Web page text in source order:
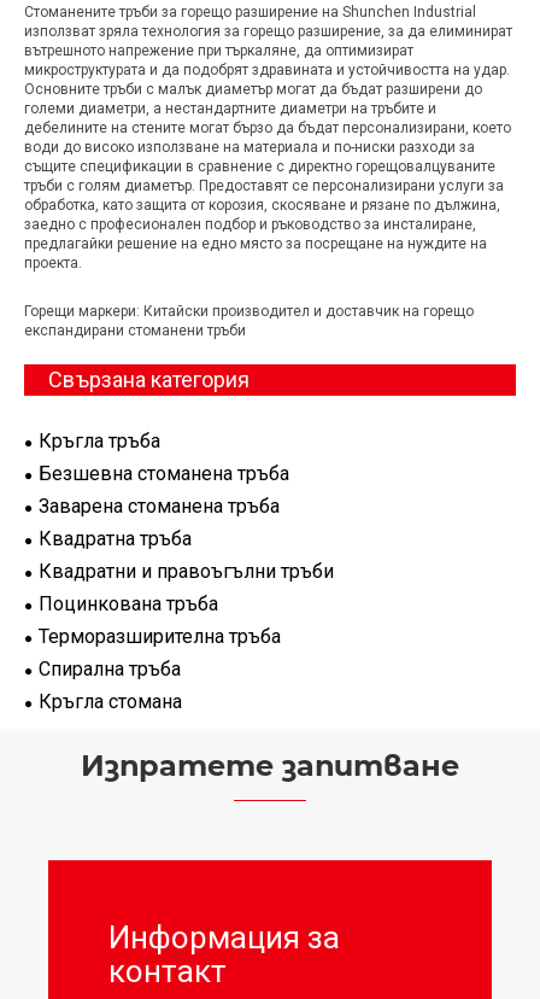
Стоманените тръби за горещо разширение на Shunchen Industrial
използват зряла технология за горещо разширение, за да елиминират
вътрешното напрежение при търкаляне, да оптимизират
микроструктурата и да подобрят здравината и устойчивостта на удар.
Основните тръби с малък диаметър могат да бъдат разширени до
големи диаметри, а нестандартните диаметри на тръбите и
дебелините на стените могат бързо да бъдат персонализирани, което
води до високо използване на материала и по-ниски разходи за
същите спецификации в сравнение с директно горещовалцуваните
тръби с голям диаметър. Предоставят се персонализирани услуги за
обработка, като защита от корозия, скосяване и рязане по дължина,
заедно с професионален подбор и ръководство за инсталиране,
предлагайки решение на едно място за посрещане на нуждите на
проекта.
Горещи маркери: Китайски производител и доставчик на горещо
експандирани стоманени тръби
Свързана категория
Кръгла тръба
Безшевна стоманена тръба
Заварена стоманена тръба
Квадратна тръба
Квадратни и правоъгълни тръби
Поцинкована тръба
Терморазширителна тръба
Спирална тръба
Кръгла стомана
Изпратете запитване
Информация за
контакт